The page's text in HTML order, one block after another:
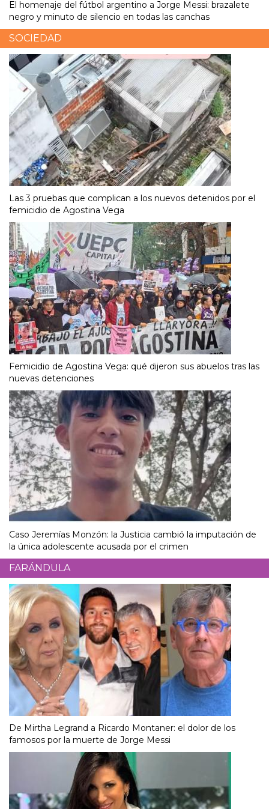
El homenaje del fútbol argentino a Jorge Messi: brazalete
negro y minuto de silencio en todas las canchas
SOCIEDAD
Las 3 pruebas que complican a los nuevos detenidos por el
femicidio de Agostina Vega
Femicidio de Agostina Vega: qué dijeron sus abuelos tras las
nuevas detenciones
Caso Jeremías Monzón: la Justicia cambió la imputación de
la única adolescente acusada por el crimen
FARÁNDULA
De Mirtha Legrand a Ricardo Montaner: el dolor de los
famosos por la muerte de Jorge Messi